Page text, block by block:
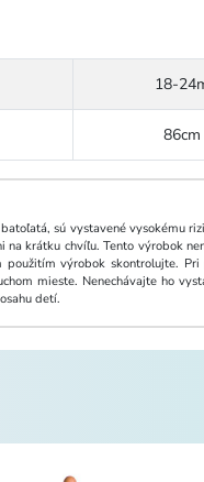
18-
86cm
sú vystavené vysokému
krátku chvíľu. Tento výrobok
výrobok skontrolujte. Pri
mieste. Nenechávajte ho
detí.